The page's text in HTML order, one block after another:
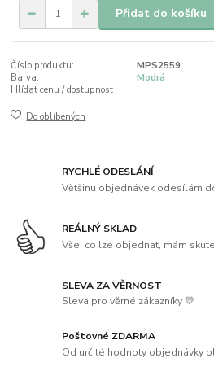
Přidat do košíku
Číslo produktu:
MPS2559
Barva:
Modrá
Hlídat cenu / dostupnost
Do oblíbených
RYCHLÉ ODESLÁNÍ
Většinu objednávek odesílám
REÁLNÝ SKLAD
Vše, co lze objednat, mám
SLEVA ZA VĚRNOST
Sleva pro věrné zákazníky 💛
Poštovné ZDARMA
Od určité hodnoty objednávky